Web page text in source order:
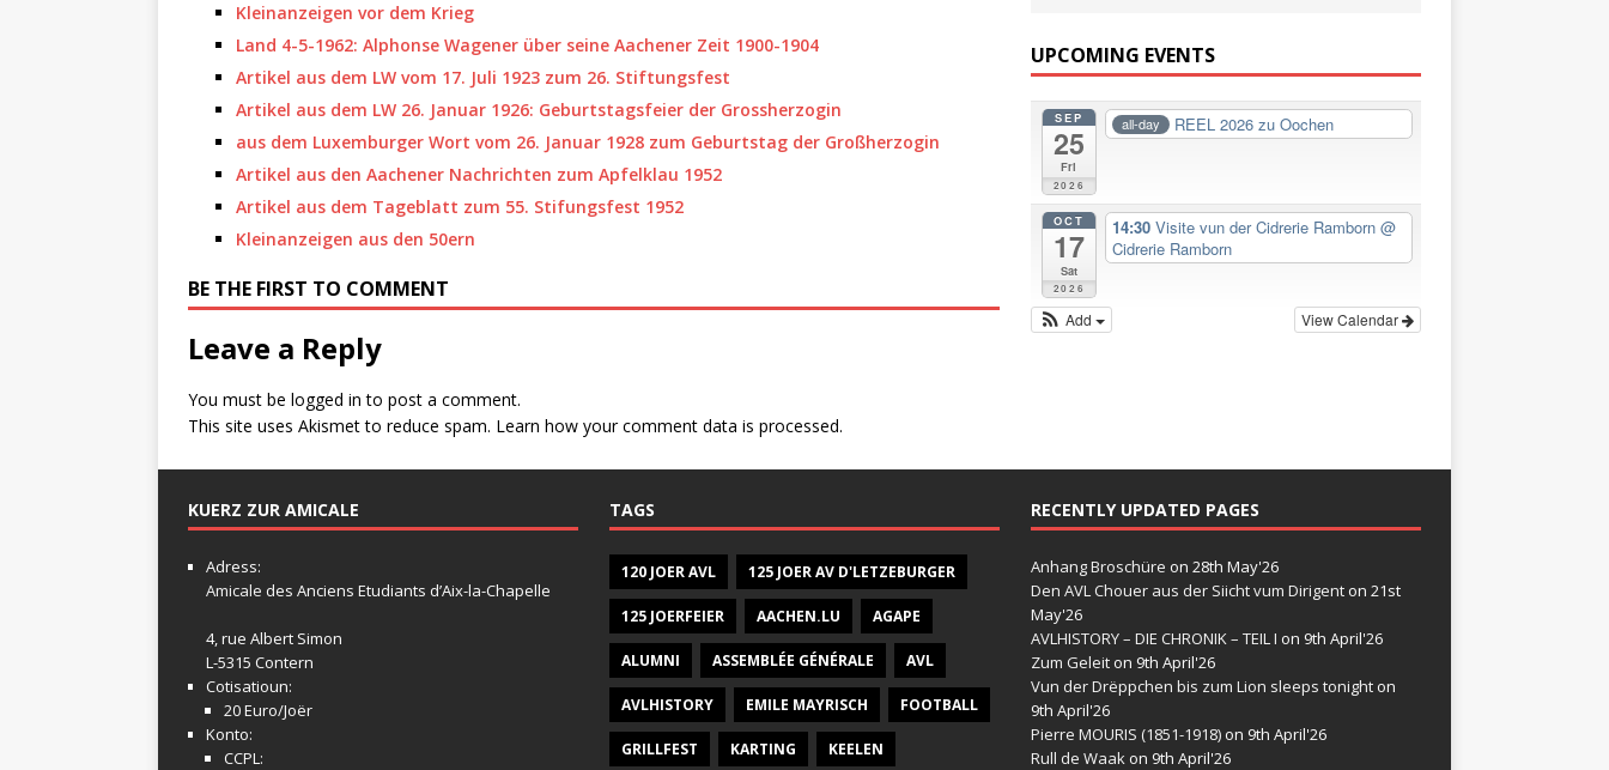
Kleinanzeigen vor dem Krieg
Land 4-5-1962: Alphonse Wagener über seine Aachener Zeit 1900-1904
Artikel aus dem LW vom 17. Juli 1923 zum 26. Stiftungsfest
Artikel aus dem LW 26. Januar 1926: Geburtstagsfeier der Grossherzogin
aus dem Luxemburger Wort vom 26. Januar 1928 zum Geburtstag der Großherzogin
Artikel aus den Aachener Nachrichten zum Apfelklau 1952
Artikel aus dem Tageblatt zum 55. Stifungsfest 1952
Kleinanzeigen aus den 50ern
BE THE FIRST TO COMMENT
Leave a Reply
You must be logged in to post a comment.
This site uses Akismet to reduce spam. Learn how your comment data is processed.
UPCOMING EVENTS
SEP
25
Fri
2026
all-day REEL 2026 zu Oochen
OCT
17
Sat
2026
14:30Visite vun der Cidrerie Ramborn@
Cidrerie Ramborn
View Calendar
Add
KUERZ ZUR AMICALE
Adress:
Amicale des Anciens Etudiants d’Aix-la-Chapelle
4, rue Albert Simon
L-5315 Contern
Cotisatioun:
20 Euro/Joër
Konto:
CCPL:
TAGS
120 JOER AVL 125 JOER AV D'LETZEBURGER
125 JOERFEIER AACHEN.LU AGAPE
ALUMNI ASSEMBLÉE GÉNÉRALE AVL
AVLHISTORY EMILE MAYRISCH FOOTBALL
GRILLFEST KARTING KEELEN
RECENTLY UPDATED PAGES
Anhang Broschüre on 28th May'26
Den AVL Chouer aus der Siicht vum Dirigenton 21st
May'26
AVLHISTORY – DIE CHRONIK – TEIL I on 9th April'26
Zum Geleiton 9th April'26
Vun der Drëppchen bis zum Lion sleeps tonighton
9th April'26
Pierre MOURIS (1851-1918)on 9th April'26
Rull de Waakon 9th April'26